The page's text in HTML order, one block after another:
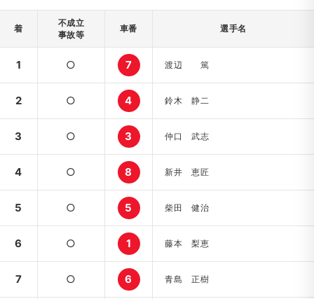
着
不成立
事故等
車番 選手名
1 ○ 7 渡辺 篤
2 ○ 4 鈴木 静二
3 ○ 3 仲口 武志
4 ○ 8 新井 恵匠
5 ○ 5 柴田 健治
6 ○ 1 藤本 梨恵
7 ○ 6 青島 正樹